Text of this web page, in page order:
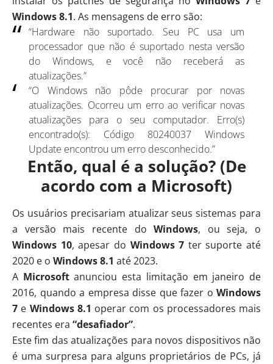
Windows 8.1. As mensagens de erro são:
“Hardware não suportado. Seu PC usa um
processador que não é suportado nesta versão
do Windows, e você não receberá as
atualizações.”
“O Windows não pôde procurar por novas
atualizações. Ocorreu um erro ao verificar novas
atualizações para o seu computador. Erro(s)
encontrado(s): Código 80240037 Windows
Update encontrou um erro desconhecido.”
Então, qual é a solução? (De
acordo com a Microsoft)
Os usuários precisariam atualizar seus sistemas para
a versão mais recente doWindows, ou seja, o
Windows 10, apesar do Windows 7 ter suporte até
2020 e o Windows 8.1 até 2023.
A Microsoftanunciou esta limitação em janeiro de
2016, quando a empresa disse que fazer o Windows
7 e Windows 8.1 operar com os processadores mais
recentes era “desafiador”.
Este fim das atualizações para novos dispositivos não
é uma surpresa para alguns proprietários de PCs, já